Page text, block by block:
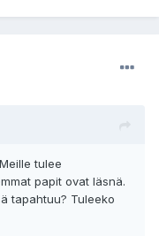
tulee
papit ovat läsnä.
tapahtuu? Tuleeko